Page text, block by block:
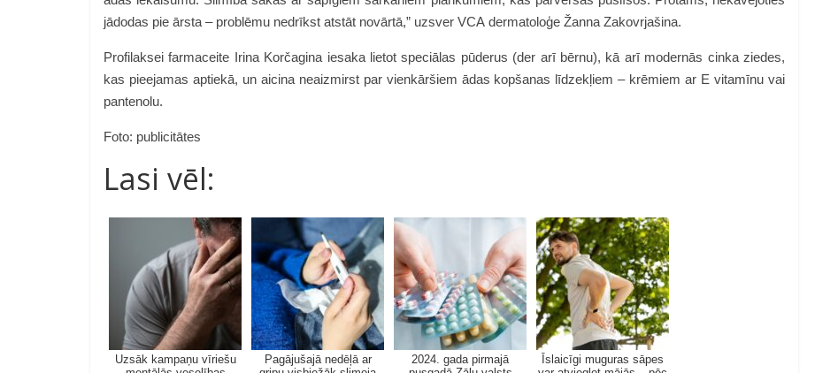
jādodas pie ārsta – problēmu nedrīkst atstāt novārtā,” uzsver VCA dermatoloģe Žanna Zakovrjašina.
Profilaksei farmaceite Irina Korčagina iesaka lietot speciālas pūderus (der arī bērnu), kā arī modernās cinka ziedes,
kas pieejamas aptiekā, un aicina neaizmirst par vienkāršiem ādas kopšanas līdzekļiem – krēmiem ar E vitamīnu vai
pantenolu.
Foto: publicitātes
Lasi vēl:
Uzsāk kampaņu vīriešu
Pagājušajā nedēļā ar
2024. gada pirmajā
Īslaicīgi muguras sāpes